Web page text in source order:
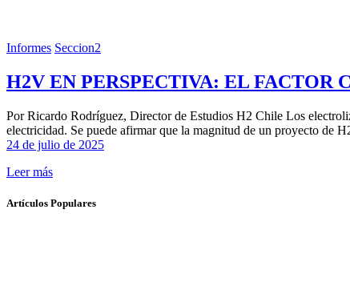
Informes Seccion2
H2V EN PERSPECTIVA: EL FACTOR
Por Ricardo Rodríguez, Director de Estudios H2 Chile Los
electricidad. Se puede afirmar que la magnitud de un proyecto de
24 de julio de 2025
Leer más
Artículos Populares